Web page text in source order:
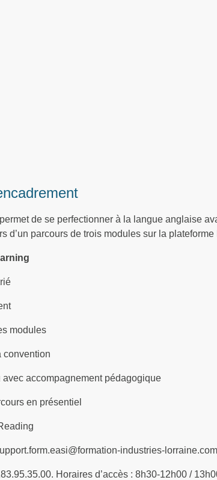
de se perfectionner à la langue anglaise
d’un parcours de trois modules sur la
modules
convention
accompagnement pédagogique
en présentiel
industries-
Horaires d’accès : 8h30-12h00 /